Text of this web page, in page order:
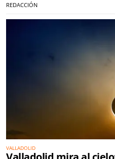
REDACCIÓN
VALLADOLID